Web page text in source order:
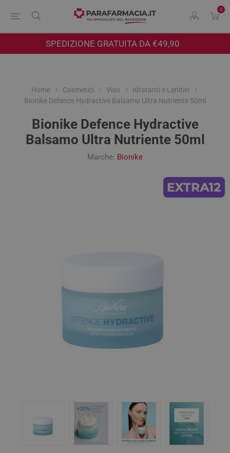
0
SPEDIZIONE GRATUITA DA €49,90
Home Cosmetici Viso
Idratanti e Lenitivi
Bionike Defence Hydractive Balsamo Ultra Nutriente 50ml
Bionike Defence Hydractive
Balsamo Ultra Nutriente 50ml
Marche: Bionike